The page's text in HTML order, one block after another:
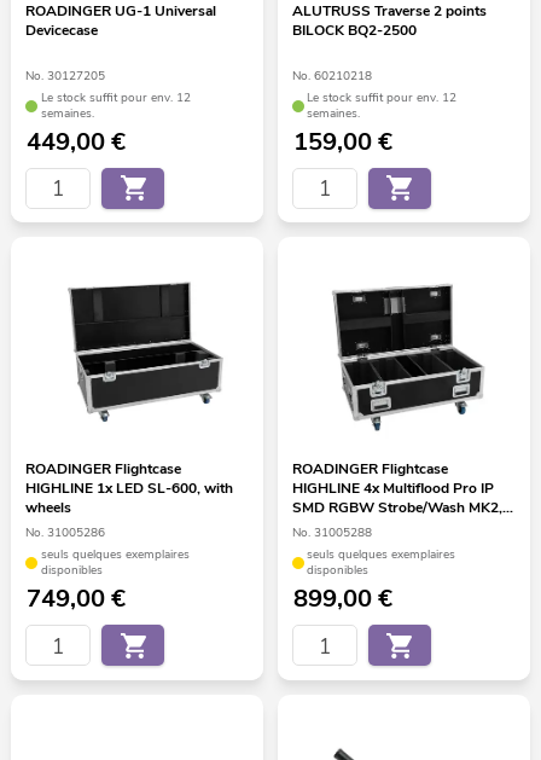
ROADINGER UG-1 Universal
Devicecase
No. 30127205
Le stock suffit pour env. 12
semaines.
449,00€
ALUTRUSS Traverse 2 points
BILOCK BQ2-2500
No. 60210218
Le stock suffit pour env. 12
semaines.
159,00€
ROADINGER Flightcase
HIGHLINE 1x LED SL-600, with
wheels
No. 31005286
seuls quelques exemplaires
disponibles
749,00€
ROADINGER Flightcase
HIGHLINE 4x Multiflood Pro IP
SMD RGBW Strobe/Wash MK2,
with wheels
No. 31005288
seuls quelques exemplaires
disponibles
899,00€